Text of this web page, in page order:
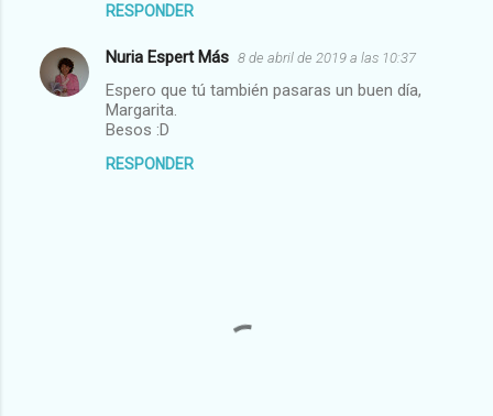
n
RESPONDER
Nuria Espert Más 8 de abril de 2019 a las 10:37
Espero que tú también pasaras un buen día,
Margarita.
Besos :D
RESPONDER